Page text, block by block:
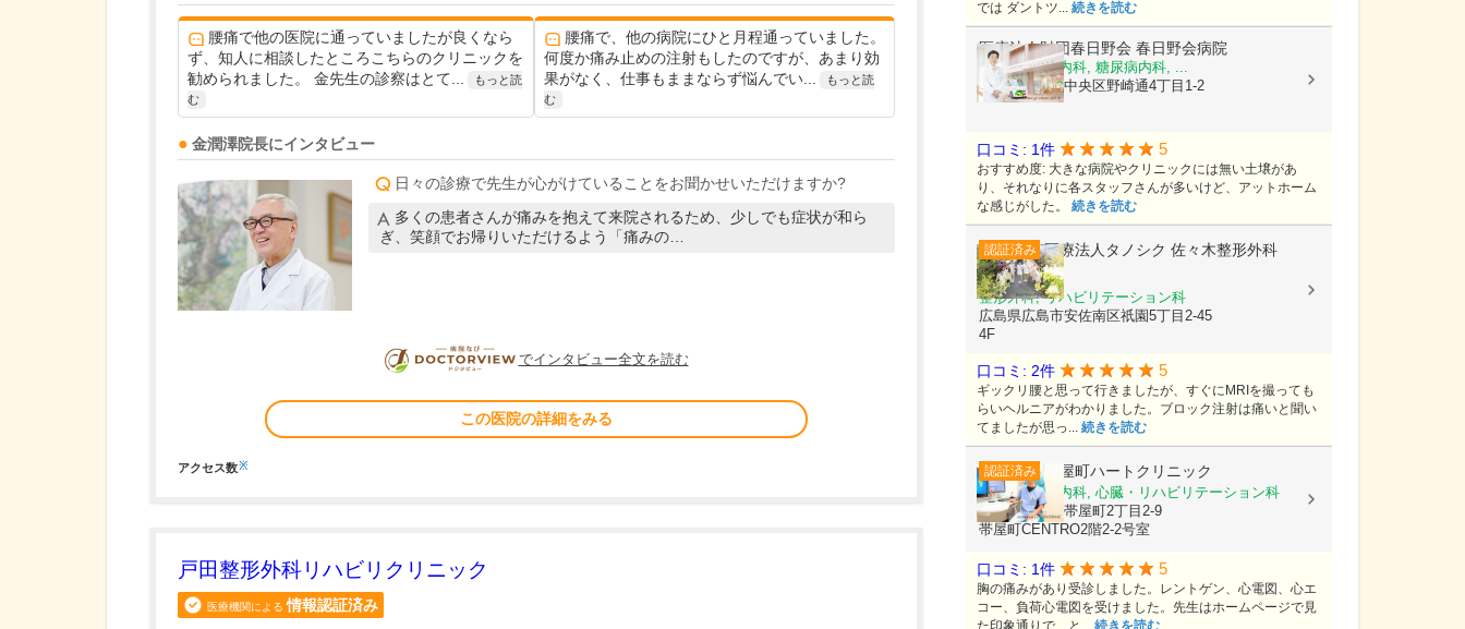
腰痛で他の医院に通っていましたが良くなら
ず、知人に相談したところこちらのクリニックを
勧められました。 金先生の診察はとて...
もっと読
む
腰痛で、他の病院にひと月程通っていました。
何度か痛み止めの注射もしたのですが、あまり効
果がなく、仕事もままならず悩んでい...
もっと読
む
金潤澤院長にインタビュー
日々の診療で先生が心がけていることをお聞かせいただけますか?
多くの患者さんが痛みを抱えて来院されるため、少しでも症状が和ら
ぎ、笑顔でお帰りいただけるよう「痛みの…
DOCTORVIEW
でインタビュー全文を読む
この医院の詳細をみる
アクセス数※
戸田整形外科リハビリクリニック
医療機関による 情報認証済み
では ダントツ... 続きを読む
医療法人財団春日野会 春日野会病院
内科, 消化器内科, 糖尿病内科, ...
兵庫県神戸市中央区野崎通4丁目1-2
口コミ: 1件 5
おすすめ度: 大きな病院やクリニックには無い土壌があ
り、それなりに各スタッフさんが多いけど、アットホーム
な感じがした。 続きを読む
認証済み 医療法人タノシク 佐々木整形外科
spine clinic
整形外科, リハビリテーション科
広島県広島市安佐南区祇園5丁目2-45
4F
口コミ: 2件 5
ギックリ腰と思って行きましたが、すぐにMRIを撮っても
らいヘルニアがわかりました。ブロック注射は痛いと聞い
てましたが思っ... 続きを読む
認証済み 帯屋町ハートクリニック
循環器内科, 内科, 心臓・リハビリテーション科
高知県高知市帯屋町2丁目2-9
帯屋町CENTRO2階2-2号室
口コミ: 1件 5
胸の痛みがあり受診しました。レントゲン、心電図、心エ
コー、負荷心電図を受けました。先生はホームページで見
た印象通りで、と... 続きを読む